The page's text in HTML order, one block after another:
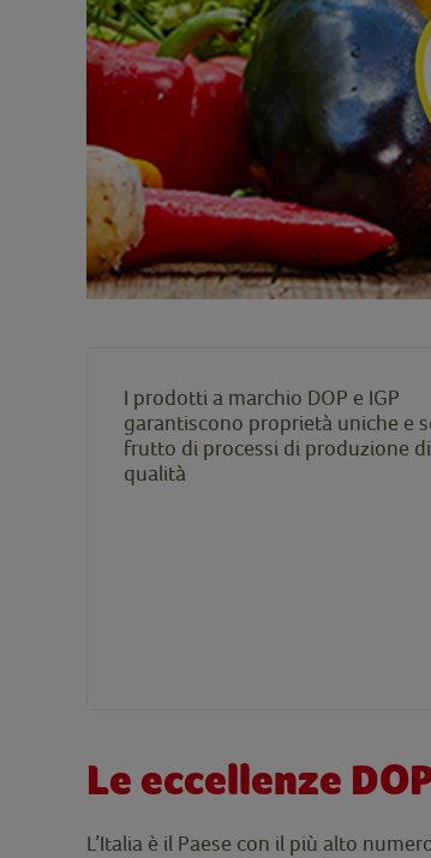
I prodotti a marchio DOP e IGP
garantiscono proprietà uniche e
frutto di processi di produzione
qualità
Le eccellenze
L’Italia è il Paese con il più alto